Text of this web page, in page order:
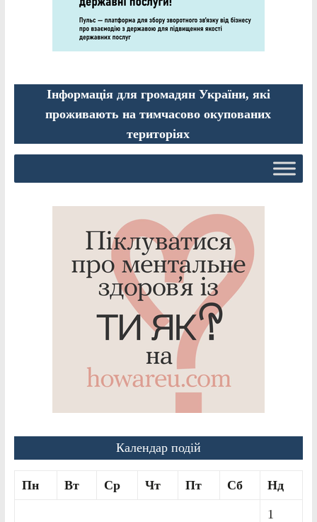
Інформація для громадян України, які
проживають на тимчасово окупованих
територіях
Календар подій
Пн Вт Ср Чт Пт Сб Нд
1